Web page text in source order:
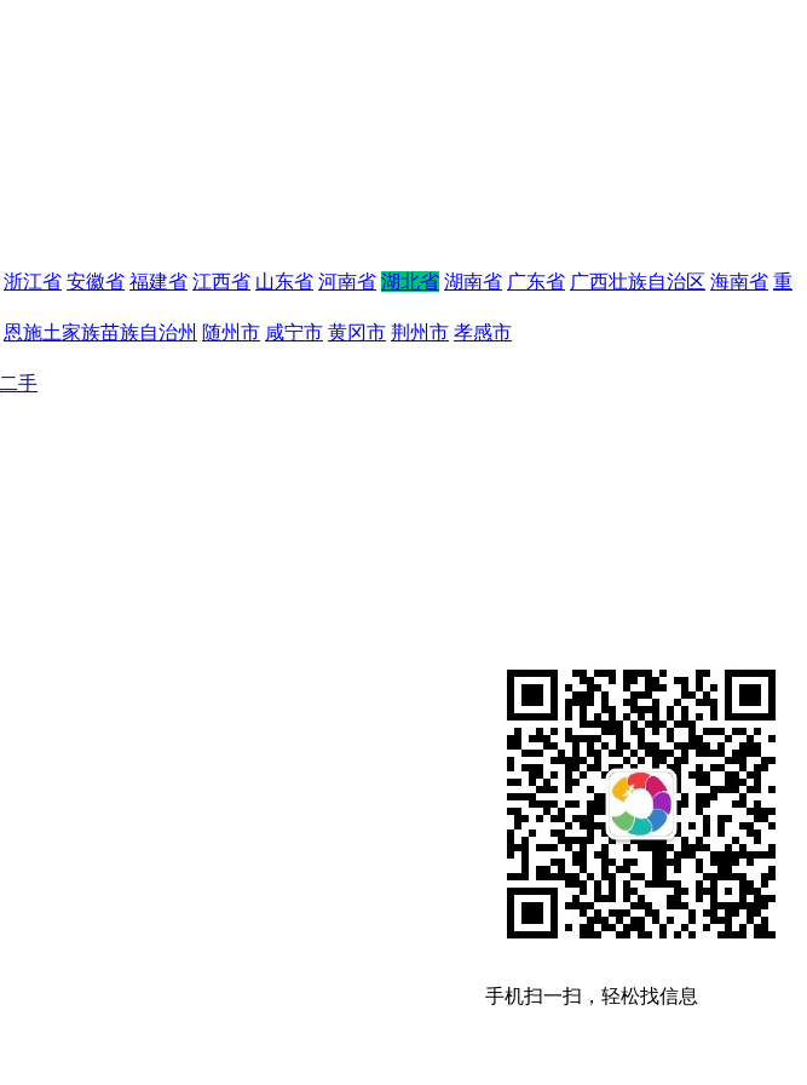
浙江省 安徽省 福建省 江西省 山东省 河南省 湖北省 湖南省 广东省 广西壮族自治区 海南省 重
恩施土家族苗族自治州 随州市 咸宁市 黄冈市 荆州市 孝感市
二手
手机扫一扫，轻松找信息